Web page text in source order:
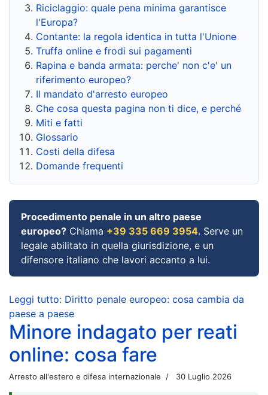
Riciclaggio: quale pena minima garantisce
l'Europa?
Contante: la regola identica in tutta l'Unione
Truffa online e frodi sui pagamenti
Rapina e banda armata: perche' non c'e' un
riferimento europeo?
Il mandato d'arresto europeo
Che cosa questa pagina non ti dice, e perché
Miti e fatti
Glossario
Costi della difesa
Domande frequenti
Procedimento penale in un altro paese
europeo? Chiama +39 335 669 3954. Serve un
legale abilitato in quella giurisdizione, e un
difensore italiano che lavori accanto a lui.
Leggi tutto: Diritto penale europeo: cosa cambia da
paese a paese
Minore indagato per reati
online: cosa fare
Arresto all'estero e difesa internazionale 30 Luglio 2026